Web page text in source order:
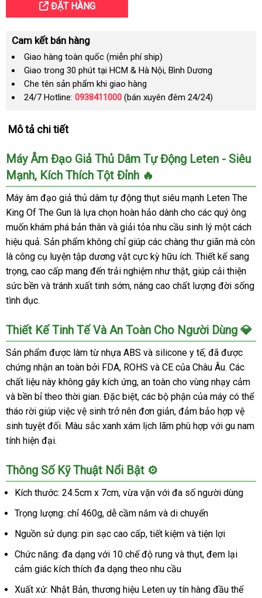
ĐẶT HÀNG
Cam kết bán hàng
Giao hàng toàn quốc (miễn phí ship)
Giao trong 30 phút tại HCM & Hà Nội, Bình Dương
Che tên sản phẩm khi giao hàng
24/7 Hotline: 0938411000 (bán xuyên đêm 24/24)
Mô tả chi tiết
Máy Âm Đạo Giả Thủ Dâm Tự Động Leten - Siêu
Mạnh, Kích Thích Tột Đỉnh 🔥
Máy âm đạo giả thủ dâm tự động thụt siêu mạnh Leten The
King Of The Gun là lựa chọn hoàn hảo dành cho các quý ông
muốn khám phá bản thân và giải tỏa nhu cầu sinh lý một cách
hiệu quả. Sản phẩm không chỉ giúp các chàng thư giãn mà còn
là công cụ luyện tập dương vật cực kỳ hữu ích. Thiết kế sang
trọng, cao cấp mang đến trải nghiệm như thật, giúp cải thiện
sức bền và tránh xuất tinh sớm, nâng cao chất lượng đời sống
tình dục.
Thiết Kế Tinh Tế Và An Toàn Cho Người Dùng 💎
Sản phẩm được làm từ nhựa ABS và silicone y tế, đã được
chứng nhận an toàn bởi FDA, ROHS và CE của Châu Âu. Các
chất liệu này không gây kích ứng, an toàn cho vùng nhạy cảm
và bền bỉ theo thời gian. Đặc biệt, các bộ phận của máy có thể
tháo rời giúp việc vệ sinh trở nên đơn giản, đảm bảo hợp vệ
sinh tuyệt đối. Màu sắc xanh xám lịch lãm phù hợp với gu nam
tính hiện đại.
Thông Số Kỹ Thuật Nổi Bật ⚙️
Kích thước: 24.5cm x 7cm, vừa vặn với đa số người dùng
Trọng lượng: chỉ 460g, dễ cầm nắm và di chuyển
Nguồn sử dụng: pin sạc cao cấp, tiết kiệm và tiện lợi
Chức năng: đa dạng với 10 chế độ rung và thụt, đem lại
cảm giác kích thích đa dạng theo nhu cầu
Xuất xứ: Nhật Bản, thương hiệu Leten uy tín hàng đầu thế